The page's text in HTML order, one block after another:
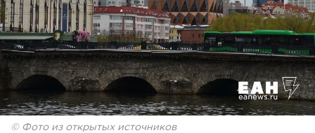
© Фото из открытых источников